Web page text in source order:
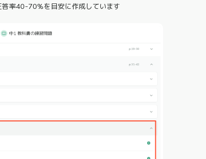
率​40-70％を​目安に​作成しています